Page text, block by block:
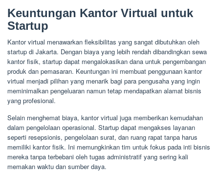
Keuntungan Kantor Virtual untuk
Startup
Kantor virtual menawarkan fleksibilitas yang sangat dibutuhkan oleh
startup di Jakarta. Dengan biaya yang lebih rendah dibandingkan sewa
kantor fisik, startup dapat mengalokasikan dana untuk pengembangan
produk dan pemasaran. Keuntungan ini membuat penggunaan kantor
virtual menjadi pilihan yang menarik bagi para pengusaha yang ingin
meminimalkan pengeluaran namun tetap mendapatkan alamat bisnis
yang profesional.
Selain menghemat biaya, kantor virtual juga memberikan kemudahan
dalam pengelolaan operasional. Startup dapat mengakses layanan
seperti resepsionis, pengelolaan surat, dan ruang rapat tanpa harus
memiliki kantor fisik. Ini memungkinkan tim untuk fokus pada inti bisnis
mereka tanpa terbebani oleh tugas administratif yang sering kali
memakan waktu dan sumber daya.